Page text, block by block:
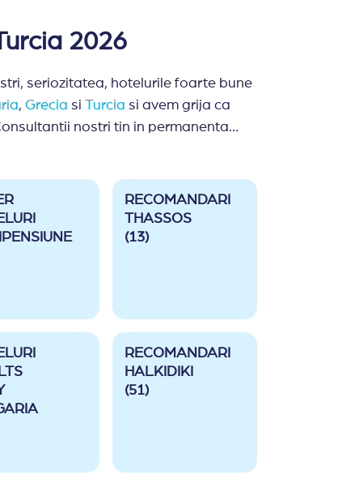
2026
seriozitatea, hotelurile foarte bune
, Grecia si Turcia si avem grija ca
nostri tin in permanenta
si dupa.
RECOMANDARI
THASSOS
(13)
RECOMANDARI
HALKIDIKI
(51)